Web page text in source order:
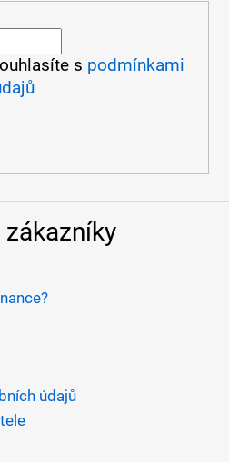
s podmínkami
údajů